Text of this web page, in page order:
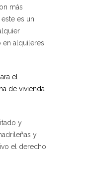
más
es un
en alquileres
el
de vivienda
y
y
el derecho